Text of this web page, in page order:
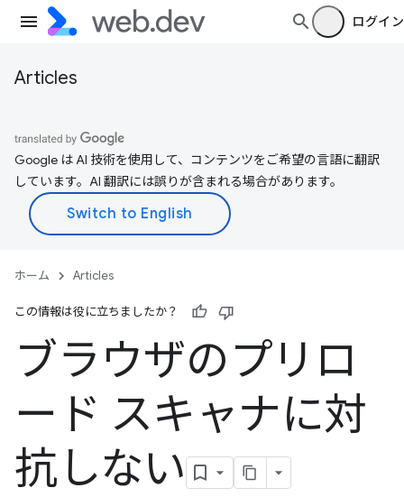
ログイン
Articles
Google は AI 技術を使用して、コンテンツをご希望の言語に翻訳
しています。AI 翻訳には誤りが含まれる場合があります。
ホーム Articles
この情報は役に立ちましたか？
ブラウザのプリロ
ード スキャナに対
抗しない